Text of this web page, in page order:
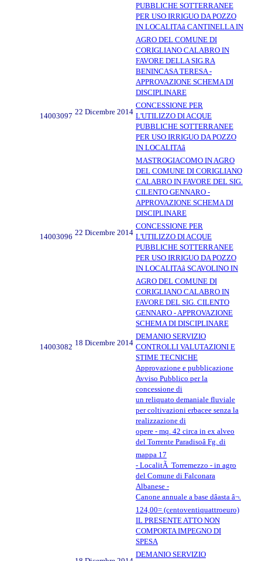
PUBBLICHE SOTTERRANEE
PER USO IRRIGUO DA POZZO
IN LOCALITAâ CANTINELLA IN
AGRO DEL COMUNE DI
CORIGLIANO CALABRO IN
FAVORE DELLA SIG.RA
BENINCASA TERESA -
APPROVAZIONE SCHEMA DI
DISCIPLINARE
14003097 22 Dicembre 2014
CONCESSIONE PER
L'UTILIZZO DI ACQUE
PUBBLICHE SOTTERRANEE
PER USO IRRIGUO DA POZZO
IN LOCALITAâ
MASTROGIACOMO IN AGRO
DEL COMUNE DI CORIGLIANO
CALABRO IN FAVORE DEL SIG.
CILENTO GENNARO -
APPROVAZIONE SCHEMA DI
DISCIPLINARE
14003096 22 Dicembre 2014
CONCESSIONE PER
L'UTILIZZO DI ACQUE
PUBBLICHE SOTTERRANEE
PER USO IRRIGUO DA POZZO
IN LOCALITAâ SCAVOLINO IN
AGRO DEL COMUNE DI
CORIGLIANO CALABRO IN
FAVORE DEL SIG. CILENTO
GENNARO - APPROVAZIONE
SCHEMA DI DISCIPLINARE
14003082 18 Dicembre 2014
DEMANIO SERVIZIO
CONTROLLI VALUTAZIONI E
STIME TECNICHE
Approvazione e pubblicazione
Avviso Pubblico per la
concessione di
un reliquato demaniale fluviale
per coltivazioni erbacee senza la
realizzazione di
opere - mq. 42 circa in ex alveo
del Torrente Paradisoâ Fg. di
mappa 17
- LocalitÃ Torremezzo - in agro
del Comune di Falconara
Albanese -
Canone annuale a base dâasta â¬.
124,00= (centoventiquattroeuro)
IL PRESENTE ATTO NON
COMPORTA IMPEGNO DI
SPESA
DEMANIO SERVIZIO